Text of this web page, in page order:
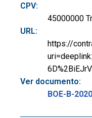
CPV:
45000000
URL:
https://
Ver documento:
BOE-B-